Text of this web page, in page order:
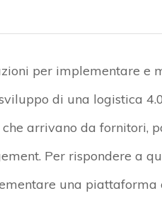
per implementare e
di una logistica
arrivano da fornitori,
Per rispondere a
una